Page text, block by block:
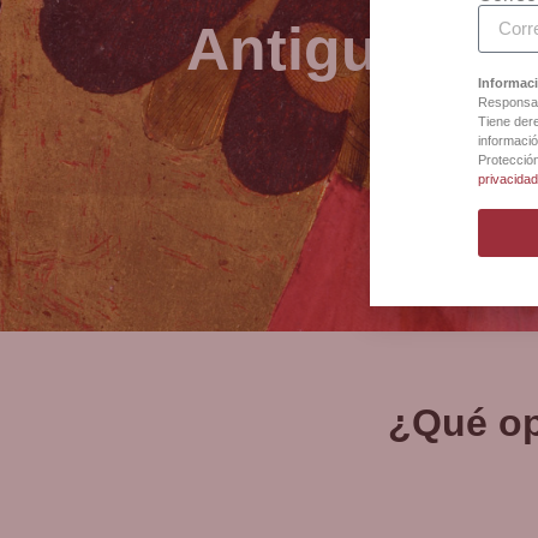
Antigua
¿Qué
Tiene